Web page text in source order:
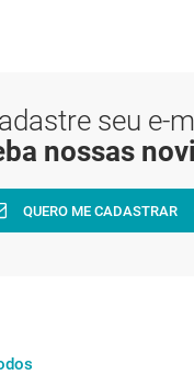
seu e-
nossas
QUERO ME CADASTRAR